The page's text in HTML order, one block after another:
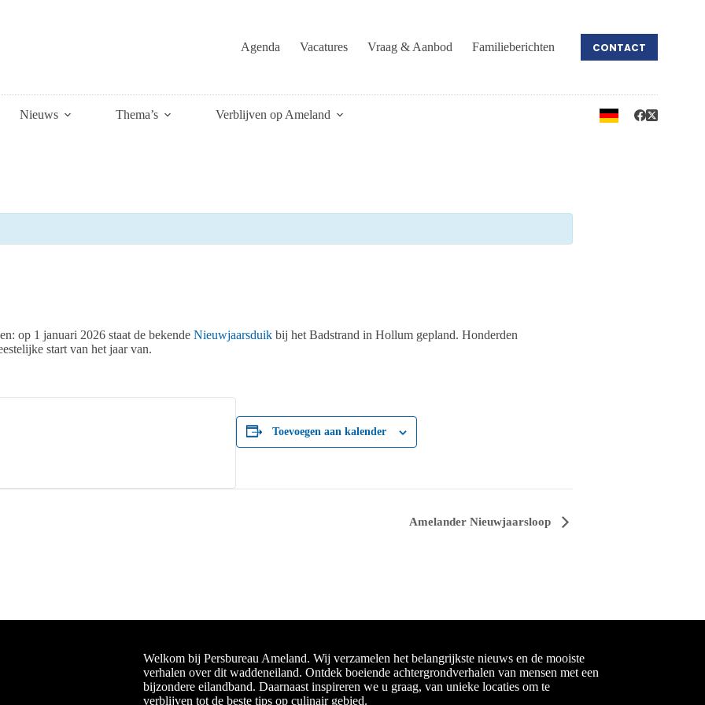
Agenda Vacatures Vraag & Aanbod Familieberichten CONTACT
Nieuws Thema’s Verblijven op Ameland
op 1 januari 2026 staat de bekende Nieuwjaarsduik bij het Badstrand in Hollum gepland. Honderden
start van het jaar van.
Toevoegen aan kalender
Amelander Nieuwjaarsloop
Welkom bij Persbureau Ameland. Wij verzamelen het belangrijkste nieuws en de mooiste
verhalen over dit waddeneiland. Ontdek boeiende achtergrondverhalen van mensen met een
bijzondere eilandband. Daarnaast inspireren we u graag, van unieke locaties om te
verblijven tot de beste tips op culinair gebied.